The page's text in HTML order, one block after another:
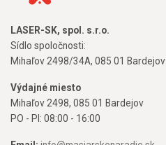
LASER-SK, spol. s.r.o.
Sídlo spoločnosti:
Mihaľov 2498/34A, 085 01 Bardejov
Výdajné miesto
Mihaľov 2498, 085 01 Bardejov
PO - PI: 08:00 - 16:00